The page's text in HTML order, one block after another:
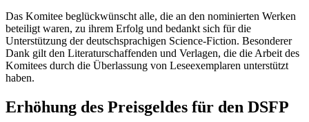
Das Komitee beglückwünscht alle, die an den nominierten Werken
beteiligt waren, zu ihrem Erfolg und bedankt sich für die
Unterstützung der deutschsprachigen Science-Fiction. Besonderer
Dank gilt den Literaturschaffenden und Verlagen, die die Arbeit des
Komitees durch die Überlassung von Leseexemplaren unterstützt
haben.
Erhöhung des Preisgeldes für den DSFP